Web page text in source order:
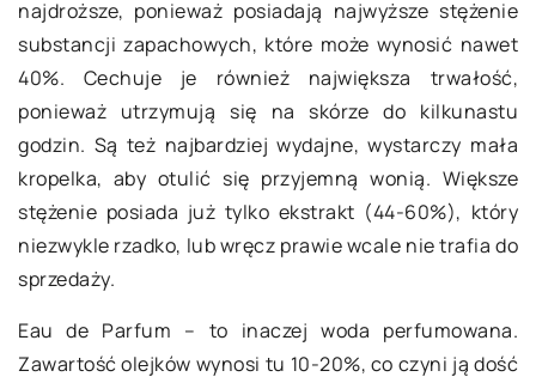
najdroższe, ponieważ posiadają najwyższe stężenie
substancji zapachowych, które może wynosić nawet
40%. Cechuje je również największa trwałość,
ponieważ utrzymują się na skórze do kilkunastu
godzin. Są też najbardziej wydajne, wystarczy mała
kropelka, aby otulić się przyjemną wonią. Większe
stężenie posiada już tylko ekstrakt (44-60%), który
niezwykle rzadko, lub wręcz prawie wcale nie trafia do
sprzedaży.
Eau de Parfum – to inaczej woda perfumowana.
Zawartość olejków wynosi tu 10-20%, co czyni ją dość